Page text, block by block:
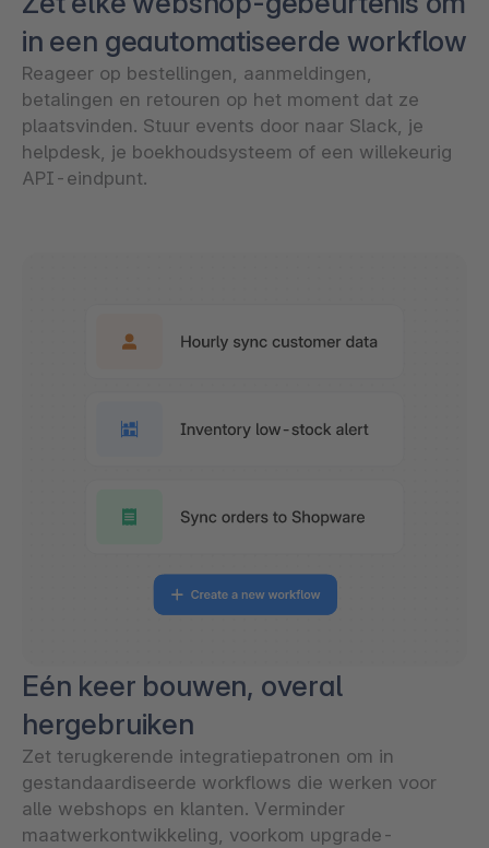
in een geautomatiseerde workflow
Reageer op bestellingen, aanmeldingen,
betalingen en retouren op het moment dat ze
plaatsvinden. Stuur events door naar Slack, je
helpdesk, je boekhoudsysteem of een willekeurig
API-eindpunt.
Eén keer bouwen, overal
hergebruiken
Zet terugkerende integratiepatronen om in
gestandaardiseerde workflows die werken voor
alle webshops en klanten. Verminder
maatwerkontwikkeling, voorkom upgrade-